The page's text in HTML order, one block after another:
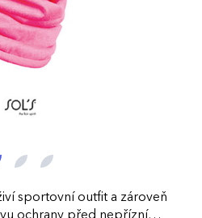
sportovní outfit a zároveň
ochrany před nepřízní